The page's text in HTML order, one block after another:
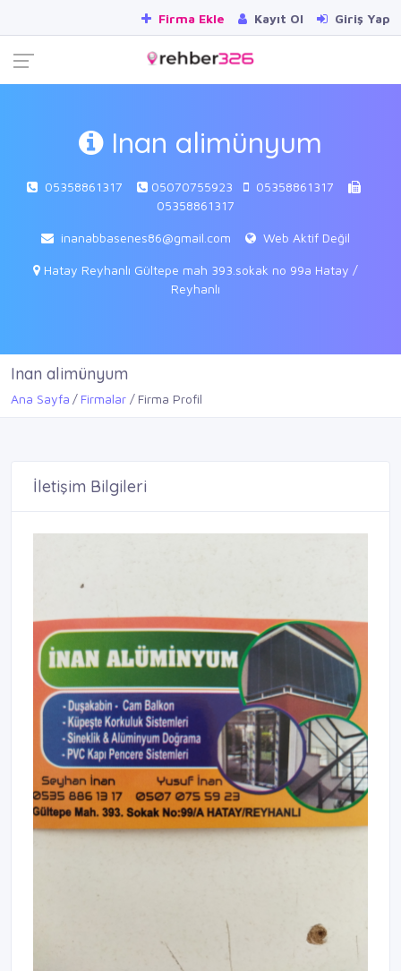
Firma Ekle Kayıt Ol Giriş Yap
Inan alimünyum
05358861317 05070755923
05358861317
05358861317
inanabbasenes86@gmail.com Web Aktif Değil
Hatay Reyhanlı Gültepe mah 393.sokak no 99a Hatay /
Reyhanlı
Inan alimünyum
Ana Sayfa Firmalar Firma Profil
İletişim Bilgileri